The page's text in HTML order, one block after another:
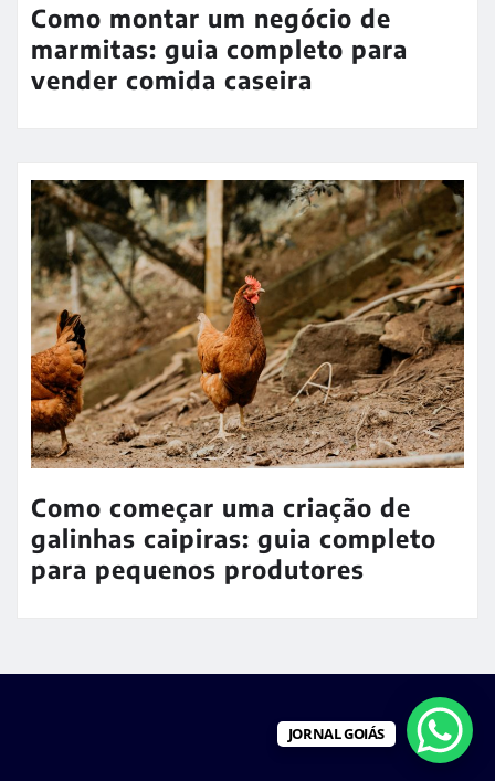
Como montar um negócio de
marmitas: guia completo para
vender comida caseira
Como começar uma criação de
galinhas caipiras: guia completo
para pequenos produtores
JORNAL GOIÁS